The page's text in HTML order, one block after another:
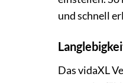
und schnell
Das vidaXL